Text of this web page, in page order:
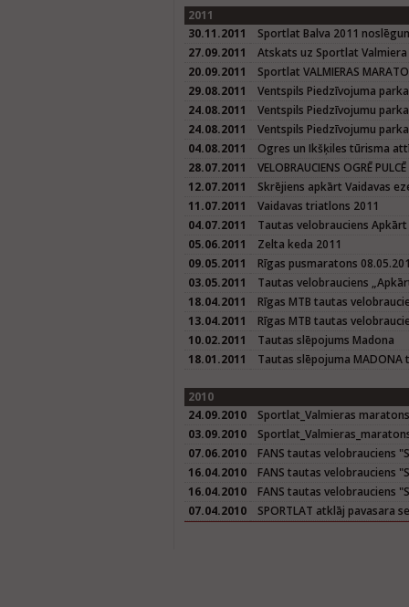
2011
30.11.2011
Sportlat Balva 2011
27.09.2011
Atskats uz Sportlat
20.09.2011
Sportlat VALMIERAS
29.08.2011
Ventspils Piedzīvojuma
24.08.2011
Ventspils Piedzīvojumu
24.08.2011
Ventspils Piedzīvojumu
04.08.2011
Ogres un Ikšķiles tūrisma
28.07.2011
VELOBRAUCIENS OGRĒ
12.07.2011
Skrējiens apkārt Vaidavas
11.07.2011
Vaidavas triatlons 2011
04.07.2011
Tautas velobrauciens
05.06.2011
Zelta keda 2011
09.05.2011
Rīgas pusmaratons
03.05.2011
Tautas velobrauciens
18.04.2011
Rīgas MTB tautas
13.04.2011
Rīgas MTB tautas
10.02.2011
Tautas slēpojums Madona
18.01.2011
Tautas slēpojuma
2010
24.09.2010
Sportlat_Valmieras
03.09.2010
07.06.2010
FANS tautas velobrauciens
16.04.2010
FANS tautas velobrauciens
16.04.2010
FANS tautas velobrauciens
07.04.2010
SPORTLAT atklāj pavasara